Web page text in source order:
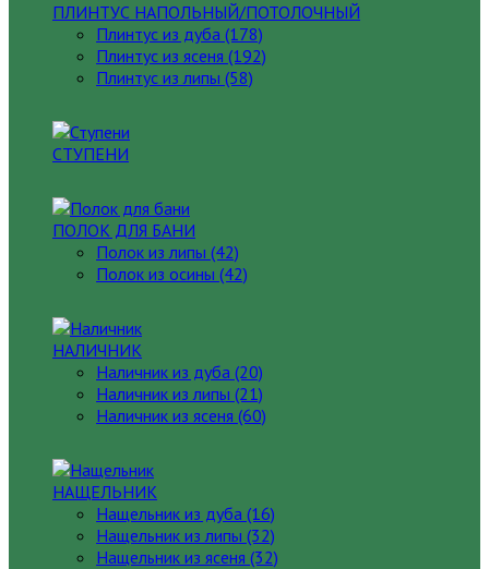
ПЛИНТУС НАПОЛЬНЫЙ/ПОТОЛОЧНЫЙ
Плинтус из дуба (178)
Плинтус из ясеня (192)
Плинтус из липы (58)
СТУПЕНИ
ПОЛОК ДЛЯ БАНИ
Полок из липы (42)
Полок из осины (42)
НАЛИЧНИК
Наличник из дуба (20)
Наличник из липы (21)
Наличник из ясеня (60)
НАЩЕЛЬНИК
Нащельник из дуба (16)
Нащельник из липы (32)
Нащельник из ясеня (32)